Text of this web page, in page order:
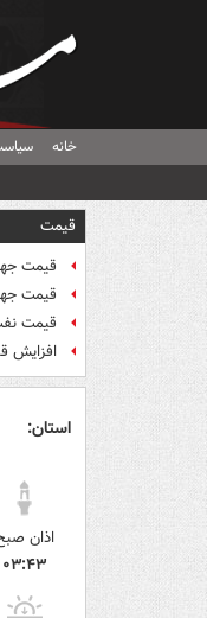
خانه
قیمت
قیمت
قیمت جهانی
قیمت نفت
افزایش
استان:
اذان
۰۳:۴۳